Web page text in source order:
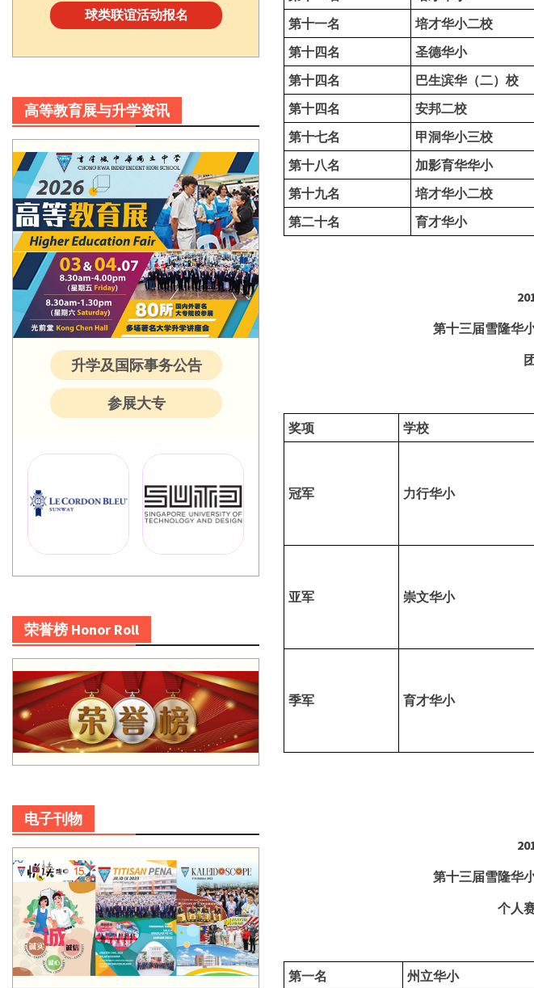
第十一名
培才华小二校
第十四名
圣德华小
第十四名
巴生滨华（二）校
第十四名
安邦二校
第十七名
甲洞华小三校
第十八名
加影育华华小
第十九名
培才华小二校
第二十名
育才华小
第十三届雪隆华
奖项 学校
冠军 力行华小
亚军 崇文华小
季军 育才华小
第十三届雪隆华
个人
第一名 州立华小
球类联谊活动报名
高等教育展与升学资讯
升学及国际事务公告
参展大专
荣誉榜 Honor Roll
电子刊物